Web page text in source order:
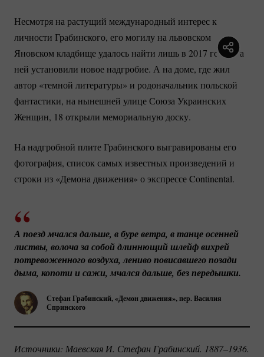
Несмотря на растущий международный интерес к
личности Грабинского, его могилу на львовском
Яновском кладбище удалось найти лишь в 2017 году. На
ней установили новое надгробие. А на доме, где жил
автор «темной литературы» и родоначальник польской
фантастики, на нынешней улице Союза Украинских
Женщин, 18 открыли мемориальную доску.
На надгробной плите Грабинского выгравированы его
фотография, список самых известных произведений и
строки из «Демона движения» о экспрессе Continental.
Стефан Грабинский, «Демон движения», пер. Василия
Спринского
А поезд мчался дальше, в буре ветра, в танце осенней
листвы, волоча за собой длиннющий шлейф вихрей
потревоженного воздуха, лениво повисавшего позади
дыма, копоти и сажи, мчался дальше, без передышки.
Источники: Маевская И. Стефан Грабинский. 1887–1936.